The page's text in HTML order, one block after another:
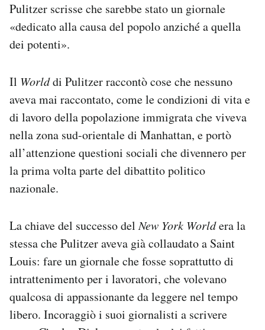
Pulitzer scrisse che sarebbe stato un giornale
«dedicato alla causa del popolo anziché a quella
dei potenti».
Il Worlddi Pulitzer raccontò cose che nessuno
aveva mai raccontato, come le condizioni di vita e
di lavoro della popolazione immigrata che viveva
nella zona sud-orientale di Manhattan, e portò
all’attenzione questioni sociali che divennero per
la prima volta parte del dibattito politico
nazionale.
La chiave del successo delNew York Worldera la
stessa che Pulitzer aveva già collaudato a Saint
Louis: fare un giornale che fosse soprattutto di
intrattenimento per i lavoratori, che volevano
qualcosa di appassionante da leggere nel tempo
libero. Incoraggiò i suoi giornalisti a scrivere